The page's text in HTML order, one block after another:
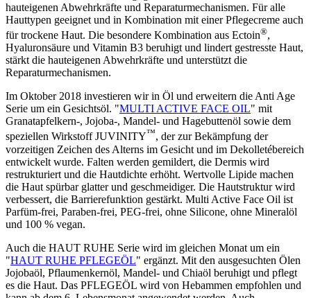
hauteigenen Abwehrkräfte und Reparaturmechanismen. Für alle
Hauttypen geeignet und in Kombination mit einer Pflegecreme auch
für trockene Haut. Die besondere Kombination aus Ectoin®,
Hyaluronsäure und Vitamin B3 beruhigt und lindert gestresste Haut,
stärkt die hauteigenen Abwehrkräfte und unterstützt die
Reparaturmechanismen.
Im Oktober 2018 investieren wir in Öl und erweitern die Anti Age
Serie um ein Gesichtsöl. "MULTI ACTIVE FACE OIL" mit
Granatapfelkern-, Jojoba-, Mandel- und Hagebuttenöl sowie dem
speziellen Wirkstoff JUVINITY™, der zur Bekämpfung der
vorzeitigen Zeichen des Alterns im Gesicht und im Dekolletébereich
entwickelt wurde. Falten werden gemildert, die Dermis wird
restrukturiert und die Hautdichte erhöht. Wertvolle Lipide machen
die Haut spürbar glatter und geschmeidiger. Die Hautstruktur wird
verbessert, die Barrierefunktion gestärkt. Multi Active Face Oil ist
Parfüm-frei, Paraben-frei, PEG-frei, ohne Silicone, ohne Mineralöl
und 100 % vegan.
Auch die HAUT RUHE Serie wird im gleichen Monat um ein
"HAUT RUHE PFLEGEÖL" ergänzt. Mit den ausgesuchten Ölen
Jojobaöl, Pflaumenkernöl, Mandel- und Chiaöl beruhigt und pflegt
es die Haut. Das PFLEGEÖL wird von Hebammen empfohlen und